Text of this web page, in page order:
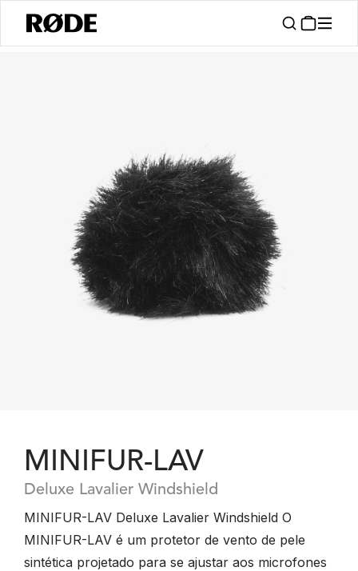
MINIFUR-LAV
Deluxe Lavalier Windshield
MINIFUR-LAV Deluxe Lavalier Windshield O
MINIFUR-LAV é um protetor de vento de pele
sintética projetado para se ajustar aos microfones